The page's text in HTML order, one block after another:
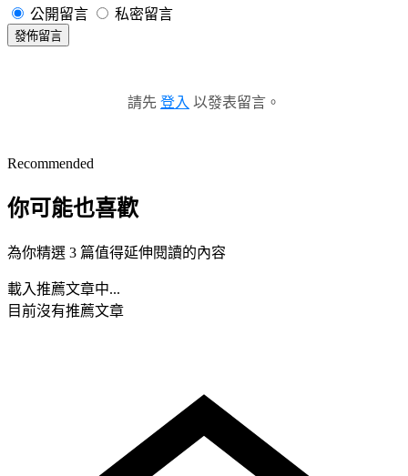
公開留言 私密留言
發佈留言
請先 登入 以發表留言。
Recommended
你可能也喜歡
為你精選 3 篇值得延伸閱讀的內容
載入推薦文章中...
目前沒有推薦文章